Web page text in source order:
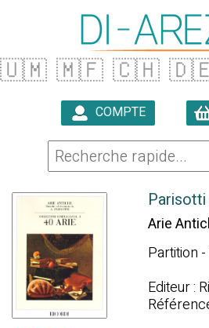
🇺🇲 🇲🇫 🇨🇭
COMPTE
Arie
Partition
Editeur :